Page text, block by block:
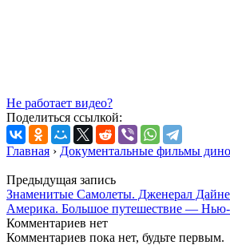
Не работает видео?
Поделиться ссылкой:
Главная › Документальные фильмы
Предыдущая запись
Знаменитые Самолеты. Дженерал
Америка. Большое путешествие —
Комментариев нет
Комментариев пока нет, будьте первым.